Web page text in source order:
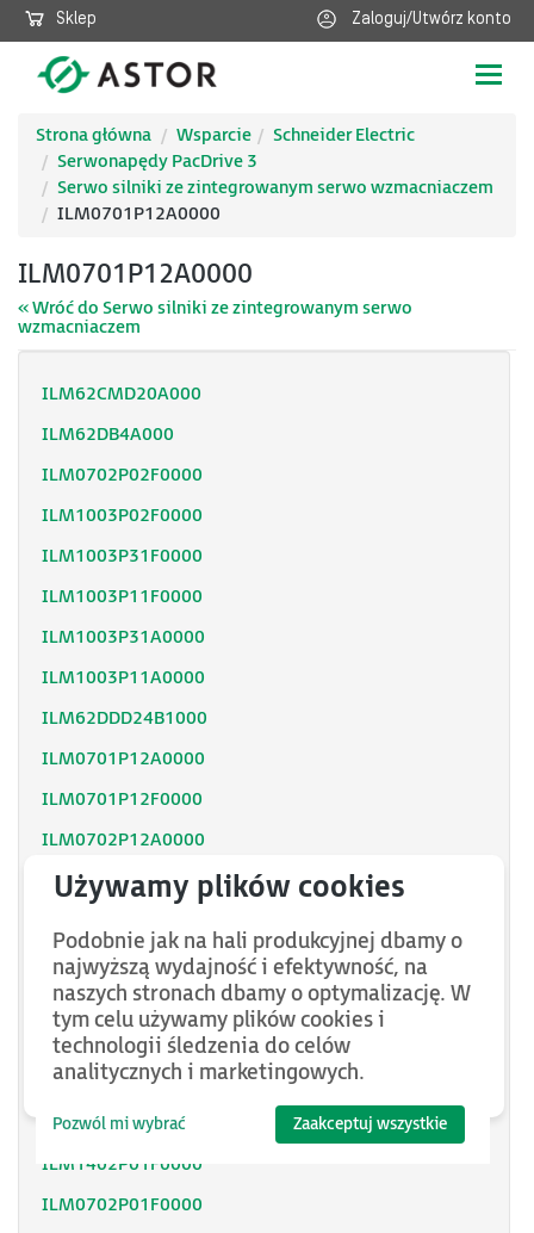
Sklep Zaloguj/Utwórz konto
Strona główna
Wsparcie
Schneider Electric
Serwonapędy PacDrive 3
Serwo silniki ze zintegrowanym serwo wzmacniaczem
ILM0701P12A0000
ILM0701P12A0000
« Wróć do Serwo silniki ze zintegrowanym serwo
wzmacniaczem
ILM62CMD20A000
ILM62DB4A000
ILM0702P02F0000
ILM1003P02F0000
ILM1003P31F0000
ILM1003P11F0000
ILM1003P31A0000
ILM1003P11A0000
ILM62DDD24B1000
ILM0701P12A0000
ILM0701P12F0000
ILM0702P12A0000
ILM0702P12F0000
ILM62DCA000
ILM1002P11A0000
VW3E702100000
ILM1401M01F0000
ILM1001P11F0000
ILM1402P01F0000
ILM0702P01F0000
Podobnie jak na hali produkcyjnej dbamy o
najwyższą wydajność i efektywność, na
naszych stronach dbamy o optymalizację. W
tym celu używamy plików cookies i
technologii śledzenia do celów
analitycznych i marketingowych.
Pozwól mi wybrać Zaakceptuj wszystkie